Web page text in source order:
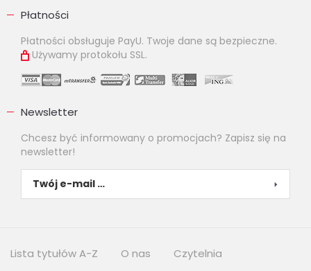
Płatności
Płatności obsługuje PayU. Twoje dane są bezpieczne.
Używamy protokołu SSL.
Newsletter
Chcesz być informowany o promocjach? Zapisz się na
newsletter!
Lista tytułów A-Z O nas Czytelnia